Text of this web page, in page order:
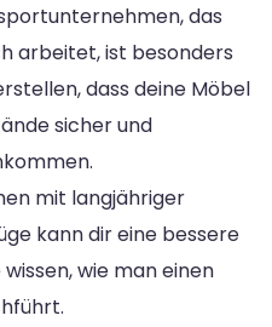
das
arbeitet, ist besonders
dass deine Möbel
sicher und
mit langjähriger
kann dir eine bessere
wie man einen